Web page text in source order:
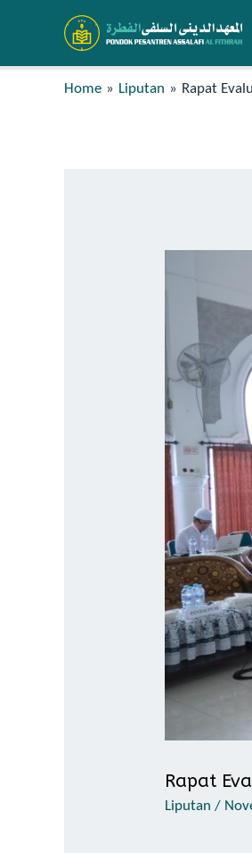
Home Liputan Rapat
Rapat
Liputan /